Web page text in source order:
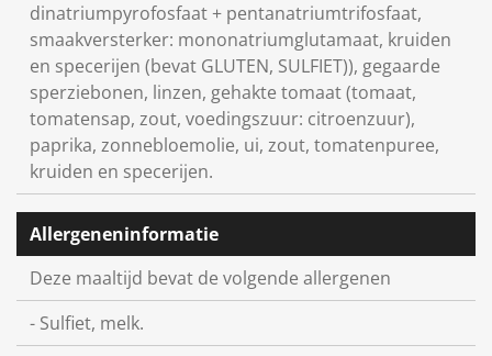
dinatriumpyrofosfaat + pentanatriumtrifosfaat,
smaakversterker: mononatriumglutamaat, kruiden
en specerijen (bevat GLUTEN, SULFIET)), gegaarde
sperziebonen, linzen, gehakte tomaat (tomaat,
tomatensap, zout, voedingszuur: citroenzuur),
paprika, zonnebloemolie, ui, zout, tomatenpuree,
kruiden en specerijen.
Allergeneninformatie
Deze maaltijd bevat de volgende allergenen
- Sulfiet, melk.